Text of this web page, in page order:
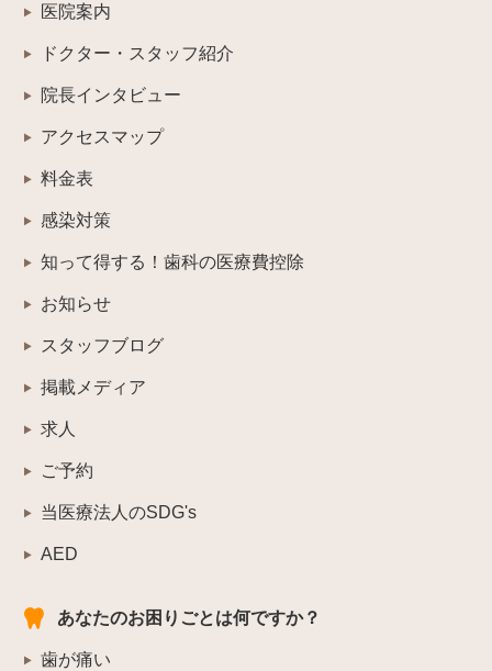
医院案内
ドクター・スタッフ紹介
院長インタビュー
アクセスマップ
料金表
感染対策
知って得する！歯科の医療費控除
お知らせ
スタッフブログ
掲載メディア
求人
ご予約
当医療法人のSDG's
AED
あなたのお困りごとは何ですか？
歯が痛い